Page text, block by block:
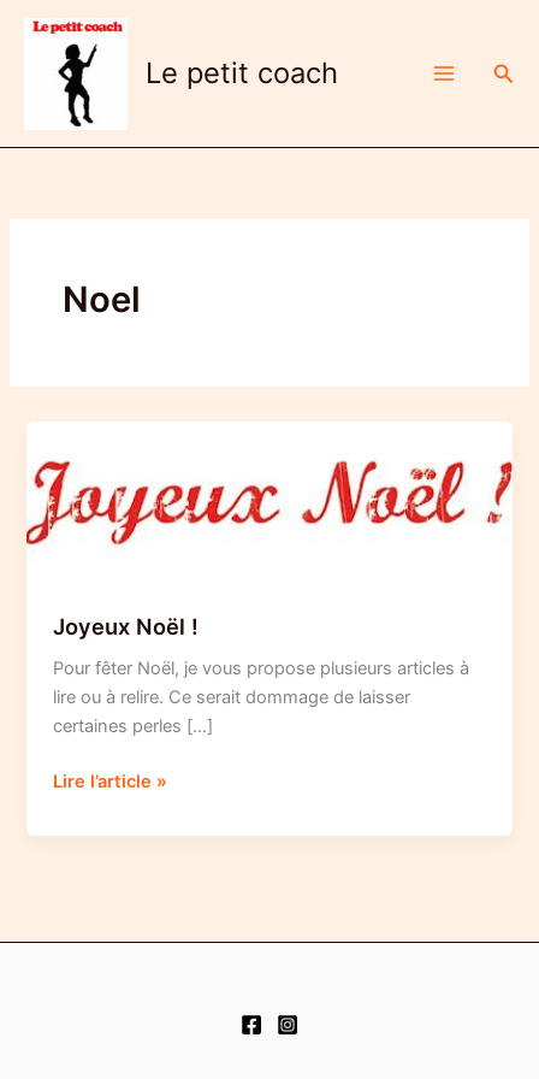
Aller
contenu
Le petit coach
Noel
Joyeux Noël !
Pour fêter Noël, je vous propose plusieurs articles à
lire ou à relire. Ce serait dommage de laisser
certaines perles […]
Joyeux
!
Lire l’article »